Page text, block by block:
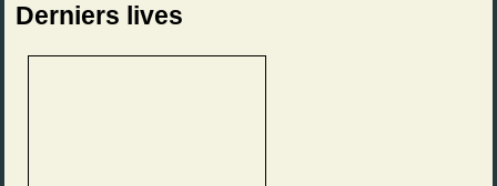
Derniers lives